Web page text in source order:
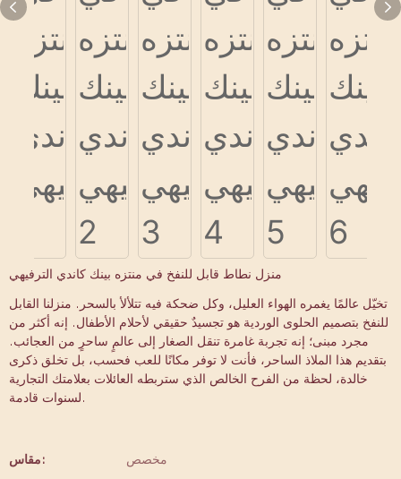
منزل نطاط قابل للنفخ في منتزه بينك كاندي الترفيهي
تخيّل عالمًا يغمره الهواء العليل، وكل ضحكة فيه تتلألأ بالسحر. منزلنا القابل
للنفخ بتصميم الحلوى الوردية هو تجسيدٌ حقيقي لأحلام الأطفال. إنه أكثر من
مجرد مبنى؛ إنه تجربة غامرة تنقل الصغار إلى عالمٍ ساحرٍ من العجائب.
بتقديم هذا الملاذ الساحر، فأنت لا توفر مكانًا للعب فحسب، بل تخلق ذكرى
خالدة، لحظة من الفرح الخالص الذي ستربطه العائلات بعلامتك التجارية
لسنوات قادمة.
مقاس:
مخصص